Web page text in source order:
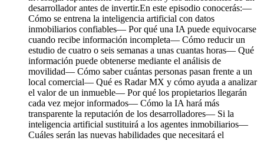
desarrollador antes de invertir.En este episodio conocerás:—
Cómo se entrena la inteligencia artificial con datos
inmobiliarios confiables— Por qué una IA puede equivocarse
cuando recibe información incompleta— Cómo reducir un
estudio de cuatro o seis semanas a unas cuantas horas— Qué
información puede obtenerse mediante el análisis de
movilidad— Cómo saber cuántas personas pasan frente a un
local comercial— Qué es Radar MX y cómo ayuda a analizar
el valor de un inmueble— Por qué los propietarios llegarán
cada vez mejor informados— Cómo la IA hará más
transparente la reputación de los desarrolladores— Si la
inteligencia artificial sustituirá a los agentes inmobiliarios—
Cuáles serán las nuevas habilidades que necesitará el